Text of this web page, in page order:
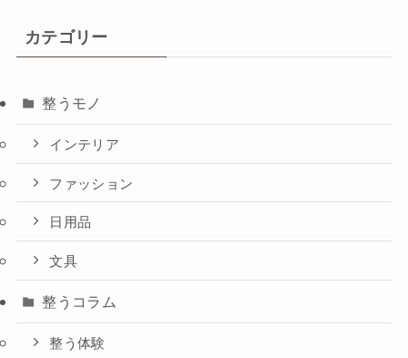
カテゴリー
整うモノ
インテリア
ファッション
日用品
文具
整うコラム
整う体験